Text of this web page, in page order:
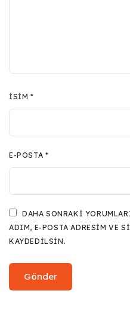
İSIM*
E-POSTA *
DAHA SONRAKI
ADIM, E-POSTA ADRESIM VE
KAYDEDILSIN.